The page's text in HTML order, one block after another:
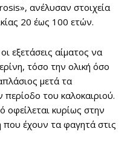
ανέλυσαν στοιχεία
20 έως 100 ετών.
εξετάσεις αίματος να
τόσο την ολική όσο
μετά τα
του καλοκαιριού.
κυρίως στην
που έχουν τα φαγητά στις